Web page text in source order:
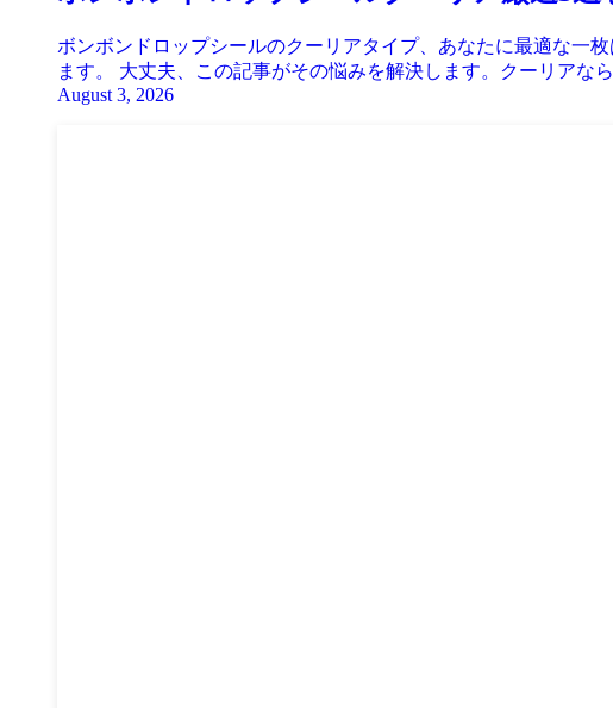
ボンボンドロップシールのクーリアタイプ、あなたに最適な一
ます。 大丈夫、この記事がその悩みを解決します。クーリアな
August 3, 2026